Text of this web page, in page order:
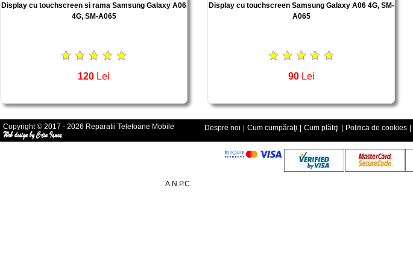
Display cu touchscreen si rama Samsung Galaxy A06
4G, SM-A065
120 Lei
Display cu touchscreen Samsung Galaxy A06 4G, SM-
A065
90 Lei
Copyright © 2017 - 2026 Reparatii Telefoane Mobile Despre noi | Cum cumpăraţi | Cum plătiţi | Politica de cookies |
A.N.P.C.